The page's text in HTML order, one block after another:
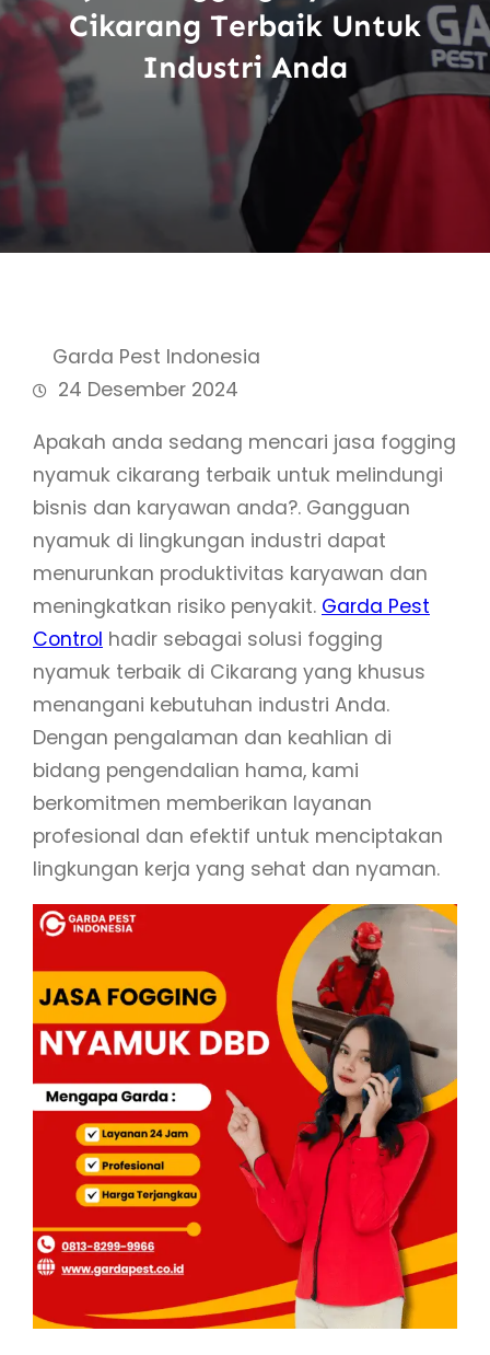
Cikarang Terbaik Untuk
Industri Anda
Garda Pest Indonesia
24 Desember 2024
Apakah anda sedang mencari jasa fogging
nyamuk cikarang terbaik untuk melindungi
bisnis dan karyawan anda?. Gangguan
nyamuk di lingkungan industri dapat
menurunkan produktivitas karyawan dan
meningkatkan risiko penyakit. Garda Pest
Control hadir sebagai solusi fogging
nyamuk terbaik di Cikarang yang khusus
menangani kebutuhan industri Anda.
Dengan pengalaman dan keahlian di
bidang pengendalian hama, kami
berkomitmen memberikan layanan
profesional dan efektif untuk menciptakan
lingkungan kerja yang sehat dan nyaman.